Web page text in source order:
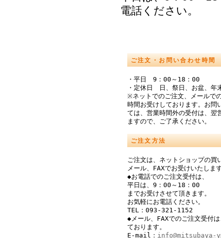
電話ください。
ご注文・お問い合わせ時間
・平日 9：00～18：00
・定休日 日、祭日、お盆、年
※ネットでのご注文、メールで
時間お受けしております。お問
ては、営業時間外の受付は、翌
ますので、ご了承ください。
ご注文方法
ご注文は、ネットショップの買
メール、FAXでお受けいたしま
◆お電話でのご注文受付は、
平日は、9：00～18：00
までお受けさせて頂きます。
お気軽にお電話ください。
TEL：093-321-1152
◆メール、FAXでのご注文受付
ております。
E-mail： info@mitsubaya-